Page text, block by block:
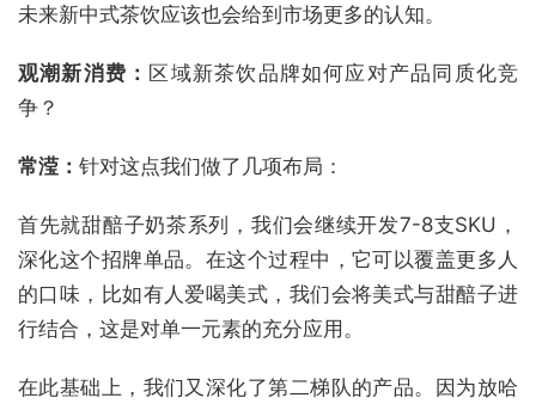
未来新中式茶饮应该也会给到市场更多的认知。
观潮新消费： 区域新茶饮品牌如何应对产品同质化竞
争？
常滢： 针对这点我们做了几项布局：
首先就甜醅子奶茶系列，我们会继续开发7-8支SKU，
深化这个招牌单品。在这个过程中，它可以覆盖更多人
的口味，比如有人爱喝美式，我们会将美式与甜醅子进
行结合，这是对单一元素的充分应用。
在此基础上，我们又深化了第二梯队的产品。因为放哈